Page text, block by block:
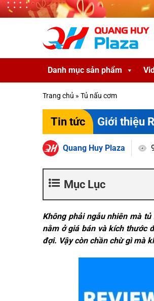
Skip to main content
Danh mục sản phẩm
Trang chủ » Tủ nấu cơm
Tin tức Giới thiệu
Quang Huy Plaza
Mục Lục
Không phải ngẫu nhiên mà
nằm ở giá bán và kích thước
đợi. Vậy còn chần chừ gì mà